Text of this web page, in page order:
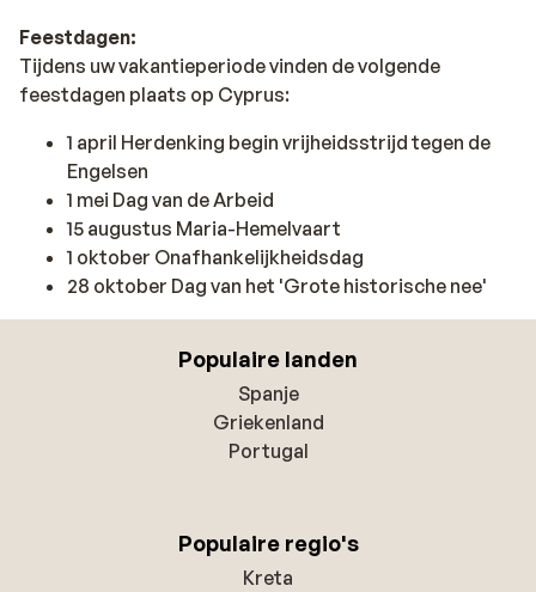
Feestdagen:
Tijdens uw vakantieperiode vinden de volgende
feestdagen plaats op Cyprus:
1 april Herdenking begin vrijheidsstrijd tegen de
Engelsen
1 mei Dag van de Arbeid
15 augustus Maria-Hemelvaart
1 oktober Onafhankelijkheidsdag
28 oktober Dag van het 'Grote historische nee'
Populaire landen
Spanje
Griekenland
Portugal
Populaire regio's
Kreta